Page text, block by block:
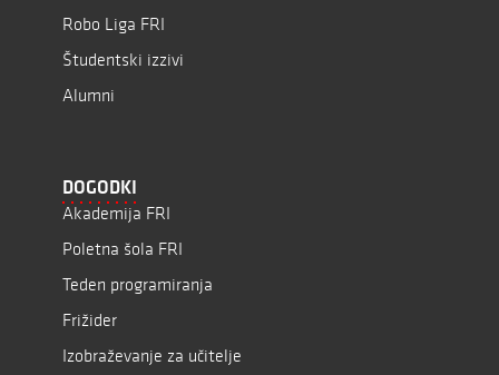
Robo Liga FRI
Študentski izzivi
Alumni
DOGODKI
Akademija FRI
Poletna šola FRI
Teden programiranja
Frižider
Izobraževanje za učitelje